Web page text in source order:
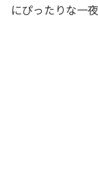
にぴったりな一